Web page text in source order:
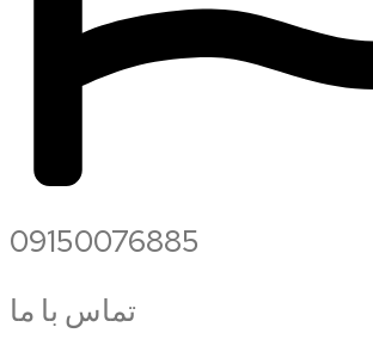
09150076885
تماس با ما